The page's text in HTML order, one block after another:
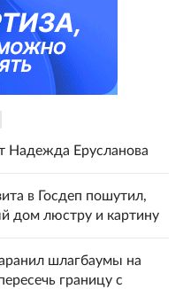
Надежда Ерусланова
в Госдеп пошутил,
дом люстру и картину
шлагбаумы на
границу с